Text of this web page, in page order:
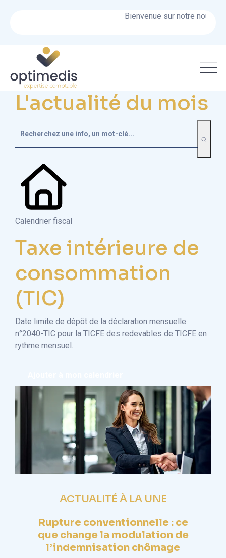
Bienvenue sur notre nouveau
L'actualité du mois
Calendrier fiscal
Taxe intérieure de
consommation
(TIC)
Date limite de dépôt de la déclaration mensuelle
n°2040-TIC pour la TICFE des redevables de TICFE en
rythme mensuel.
ACTUALITÉ À LA UNE
Rupture conventionnelle : ce
que change la modulation de
l’indemnisation chômage